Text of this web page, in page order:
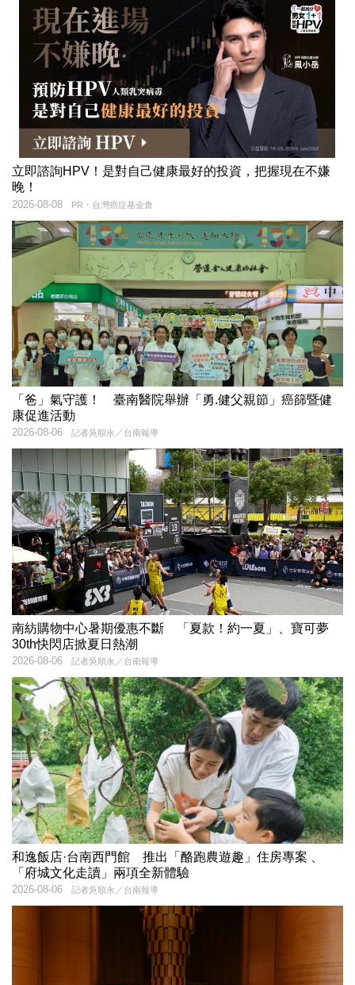
立即諮詢HPV！是對自己健康最好的投資，把握現在不嫌
晚！
PR・台灣癌症基金會
2026-08-08
「爸」氣守護！ 臺南醫院舉辦「勇.健父親節」癌篩暨健
康促進活動
記者吳順永／台南報導
2026-08-06
南紡購物中心暑期優惠不斷 「夏款！約一夏」、寶可夢
30th快閃店掀夏日熱潮
記者吳順永／台南報導
2026-08-06
和逸飯店·台南西門館 推出「酪跑農遊趣」住房專案 、
「府城文化走讀」兩項全新體驗
記者吳順永／台南報導
2026-08-06